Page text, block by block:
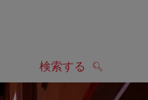
検索する